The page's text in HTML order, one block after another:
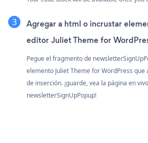
Agregar a html o incrustar
editor Juliet Theme for
Pegue el fragmento de
elemento Juliet Theme for WordPress
de inserción. ¡guarde, vea la página en
newsletterSignUpPopup!